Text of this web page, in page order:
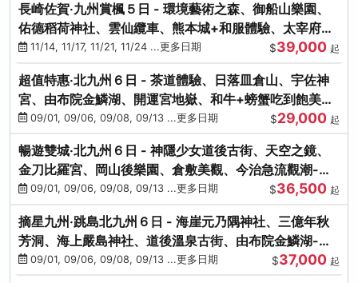
長崎佐賀‧九州賞楓５日 - 環境藝術之森、御船山樂園、
佑德稻荷神社、雲仙纜車、熊本城+和服體驗、太宰府天
滿宮、光明禪寺
11/14, 11/17, 11/21, 11/24 ...更多日期 $39,000 起
超值特惠‧北九州６日 - 茶道體驗、日落皿倉山、宇佐神
宮、由布院金鱗湖、開運宮地嶽、和牛+螃蟹吃到飽美
饌-台中出發
09/01, 09/06, 09/08, 09/13 ...更多日期 $29,000 起
暢遊雙城‧北九州６日 - 神隱少女道後古街、天空之鏡、
金刀比羅宮、岡山後樂園、倉敷美觀、今治急流觀潮-台
中出發
09/01, 09/06, 09/08, 09/13 ...更多日期 $36,500 起
摘星九州‧跳島北九州６日 - 海崖元乃隅神社、三億年秋
芳洞、海上嚴島神社、道後溫泉古街、由布院金鱗湖-台
中出發
09/01, 09/06, 09/08, 09/13 ...更多日期 $37,000 起